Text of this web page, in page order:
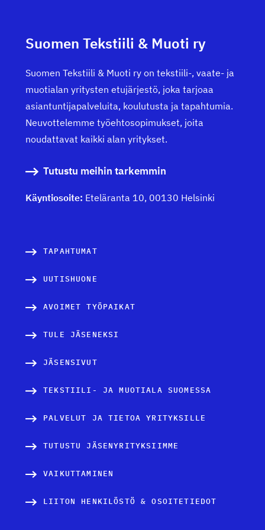
k
k
e
l
i
e
s
t
Suomen Tekstiili & Muoti ry
Suomen Tekstiili & Muoti ry on tekstiili-, vaate- ja
muotialan yritysten etujärjestö, joka tarjoaa
asiantuntijapalveluita, koulutusta ja tapahtumia.
Neuvottelemme työehtosopimukset, joita
noudattavat kaikki alan yritykset.
Tutustu meihin tarkemmin
Käyntiosoite: Eteläranta 10, 00130 Helsinki
TAPAHTUMAT
UUTISHUONE
AVOIMET TYÖPAIKAT
TULE JÄSENEKSI
JÄSENSIVUT
TEKSTIILI- JA MUOTIALA SUOMESSA
PALVELUT JA TIETOA YRITYKSILLE
TUTUSTU JÄSENYRITYKSIIMME
VAIKUTTAMINEN
LIITON HENKILÖSTÖ & OSOITETIEDOT